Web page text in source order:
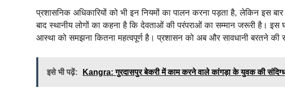
प्रशासनिक अधिकारियों को भी इन नियमों का पालन करना पड़ता है, लेकिन इस
बाद स्थानीय लोगों का कहना है कि देवताओं की परंपराओं का सम्मान जरूरी है।
आस्था को समझना कितना महत्वपूर्ण है। प्रशासन को अब और सावधानी बरतने की
इसे भी पढ़ें: Kangra: गुरदासपुर बेकरी में काम करने वाले कांगड़ा के युवक की संदिग्ध